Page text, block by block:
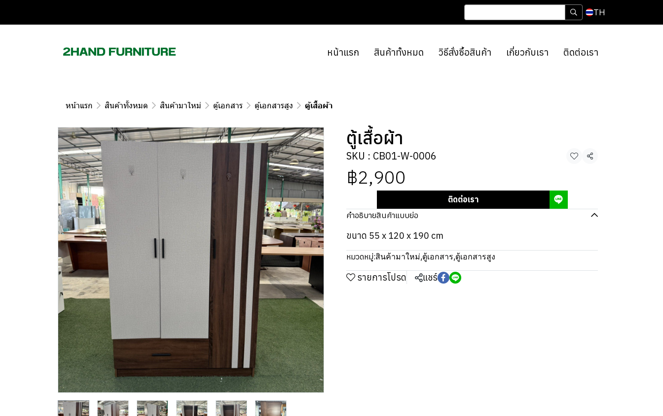
TH
หน้าแรก สินค้าทั้งหมด วิธีสั่งซื้อสินค้า เกี่ยวกับเรา ติดต่อเรา
หน้าแรก สินค้าทั้งหมด สินค้ามาใหม่ ตู้เอกสาร ตู้เอกสารสูง ตู้เสื้อผ้า
ตู้เสื้อผ้า
SKU : CB01-W-0006 แชร์
฿2,900
ติดต่อเรา
คำอธิบายสินค้าแบบย่อ
ขนาด 55 x 120 x 190 cm
หมวดหมู่:สินค้ามาใหม่,ตู้เอกสาร,ตู้เอกสารสูง
รายการโปรด แชร์